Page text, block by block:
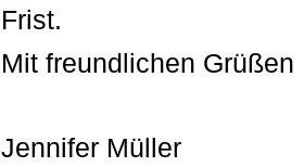
Frist.
Mit freundlichen Grüßen
Jennifer Müller